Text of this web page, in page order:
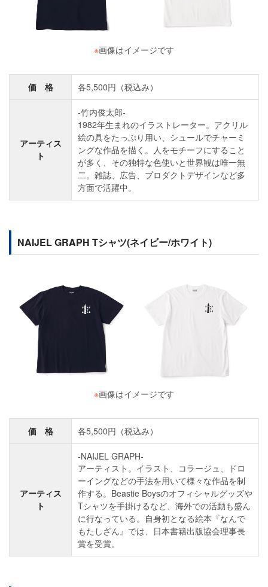
※画像はイメージです
価 格 各5,500円（税込み）
アーティス
ト
-竹内俊太郎-
1982年生まれのイラストレーター。アクリル
絵の具をたっぷり用い、シュールでチャーミ
ングな作品を描く。人をモチーフにすること
が多く、その独特な色使いと世界観は唯一無
二。雑誌、広告、プロダクトデザインなど多
方面で活躍中。
NAIJEL GRAPH Tシャツ(ネイビー/ホワイト)
※画像はイメージです
価 格 各5,500円（税込み）
アーティス
ト
-NAIJEL GRAPH-
アーティスト。イラスト、コラージュ、ドロ
ーイングなどの手法を用いて様々な作品を制
作する。Beastie Boysのオフィシャルグッズや
Tシャツを手掛けるなど、海外での活動も盛ん
に行なっている。自身初となる絵本『なんで
もたしざん』では、日本書籍出版協会理事長
賞を受賞。